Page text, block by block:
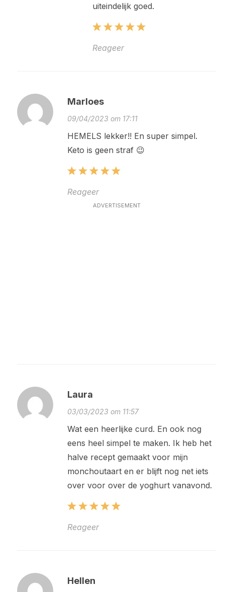
uiteindelijk goed.
Reageer
Marloes
09/04/2023 om 17:11
HEMELS lekker!! En super simpel.
Keto is geen straf 😉
Reageer
ADVERTISEMENT
Laura
03/03/2023 om 11:57
Wat een heerlijke curd. En ook nog
eens heel simpel te maken. Ik heb het
halve recept gemaakt voor mijn
monchoutaart en er blijft nog net iets
over voor over de yoghurt vanavond.
Reageer
Hellen